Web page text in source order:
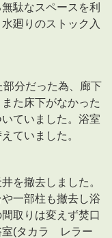
駄なスペースを利
廻りのストック入
分だった為、廊下
た床下がなかった
ていました。浴室
ていました。
を撤去しました。
一部柱も撤去し浴
取りは変えず焚口
室(タカラ レラー